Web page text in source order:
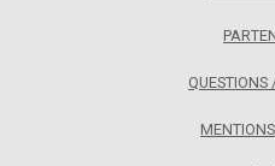
QUESTIONS